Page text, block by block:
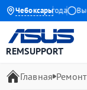
Чебоксары
до 1 года
REMSUPPORT
Главная